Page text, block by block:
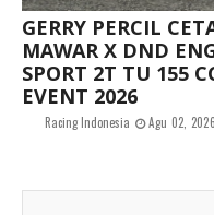
GERRY PERCIL
MAWAR X DND
SPORT 2T TU 155
EVENT 2026
Racing Indonesia Agu 02, 2026